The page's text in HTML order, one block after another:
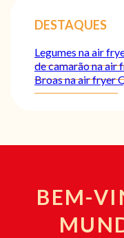
DESTAQUES
Legumes na air
de camarão na air
Broas na air fryer
BEM-